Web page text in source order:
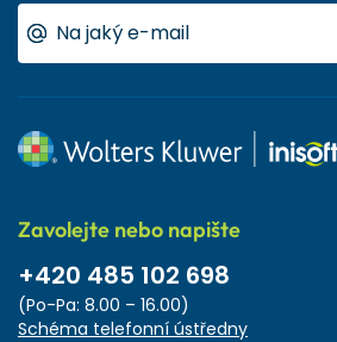
Zavolejte nebo napište
+420 485 102 698
(Po-Pa: 8.00 – 16.00)
Schéma telefonní ústředny